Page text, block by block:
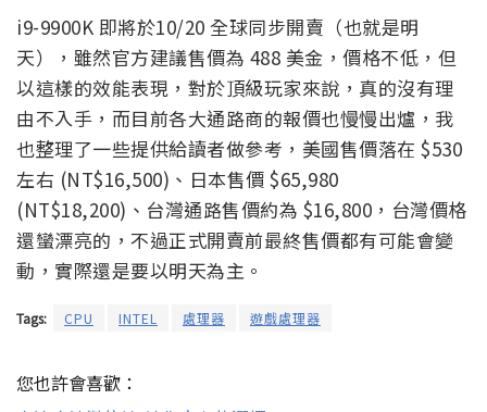
i9-9900K 即將於10/20 全球同步開賣（也就是明
天），雖然官方建議售價為 488 美金，價格不低，但
以這樣的效能表現，對於頂級玩家來說，真的沒有理
由不入手，而目前各大通路商的報價也慢慢出爐，我
也整理了一些提供給讀者做參考，美國售價落在 $530
左右 (NT$16,500)、日本售價 $65,980
(NT$18,200)、台灣通路售價約為 $16,800，台灣價格
還蠻漂亮的，不過正式開賣前最終售價都有可能會變
動，實際還是要以明天為主。
Tags: CPU INTEL 處理器 遊戲處理器
您也許會喜歡：